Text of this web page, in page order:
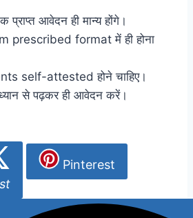
आवेदन ही मान्य होंगे।
prescribed format में ही होना
self-attested होने चाहिए।
से पढ़कर ही आवेदन करें।
Pinterest